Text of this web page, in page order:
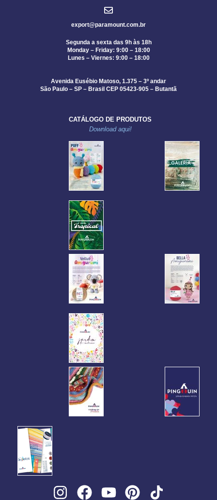
export@paramount.com.br
Segunda a sexta das 9h às 18h
Monday – Friday: 9:00 – 18:00
Lunes – Viernes: 9:00 – 18:00
Avenida Eusébio Matoso, 1.375 – 3º andar
São Paulo – SP – Brasil CEP 05423-905 – Butantã
CATÁLOGO DE PRODUTOS
Download aqui!